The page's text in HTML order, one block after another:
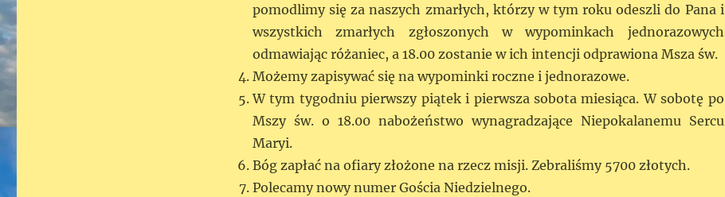
pomodlimy się za naszych zmarłych, którzy w tym roku odeszli do Pana i
wszystkich zmarłych zgłoszonych w wypominkach jednorazowych
odmawiając różaniec, a 18.00 zostanie w ich intencji odprawiona Msza św.
Możemy zapisywać się na wypominki roczne i jednorazowe.
W tym tygodniu pierwszy piątek i pierwsza sobota miesiąca. W sobotę po
Mszy św. o 18.00 nabożeństwo wynagradzające Niepokalanemu Sercu
Maryi.
Bóg zapłać na ofiary złożone na rzecz misji. Zebraliśmy 5700 złotych.
Polecamy nowy numer Gościa Niedzielnego.